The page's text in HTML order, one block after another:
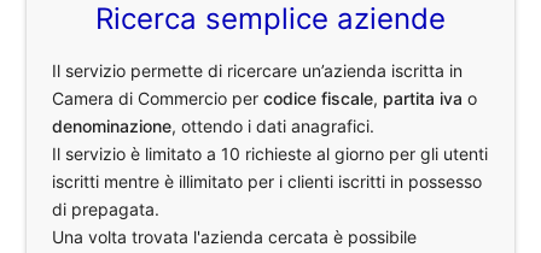
Ricerca semplice aziende
Il servizio permette di ricercare un’azienda iscritta in
Camera di Commercio percodice fiscale, partita iva o
denominazione, ottendo i dati anagrafici.
Il servizio è limitato a 10 richieste al giorno per gli utenti
iscritti mentre è illimitato per i clienti iscritti in possesso
di prepagata.
Una volta trovata l'azienda cercata è possibile